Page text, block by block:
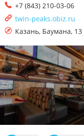
+7 (843) 210-03-06
twin-peaks.obiz.ru
Казань, Баумана, 13